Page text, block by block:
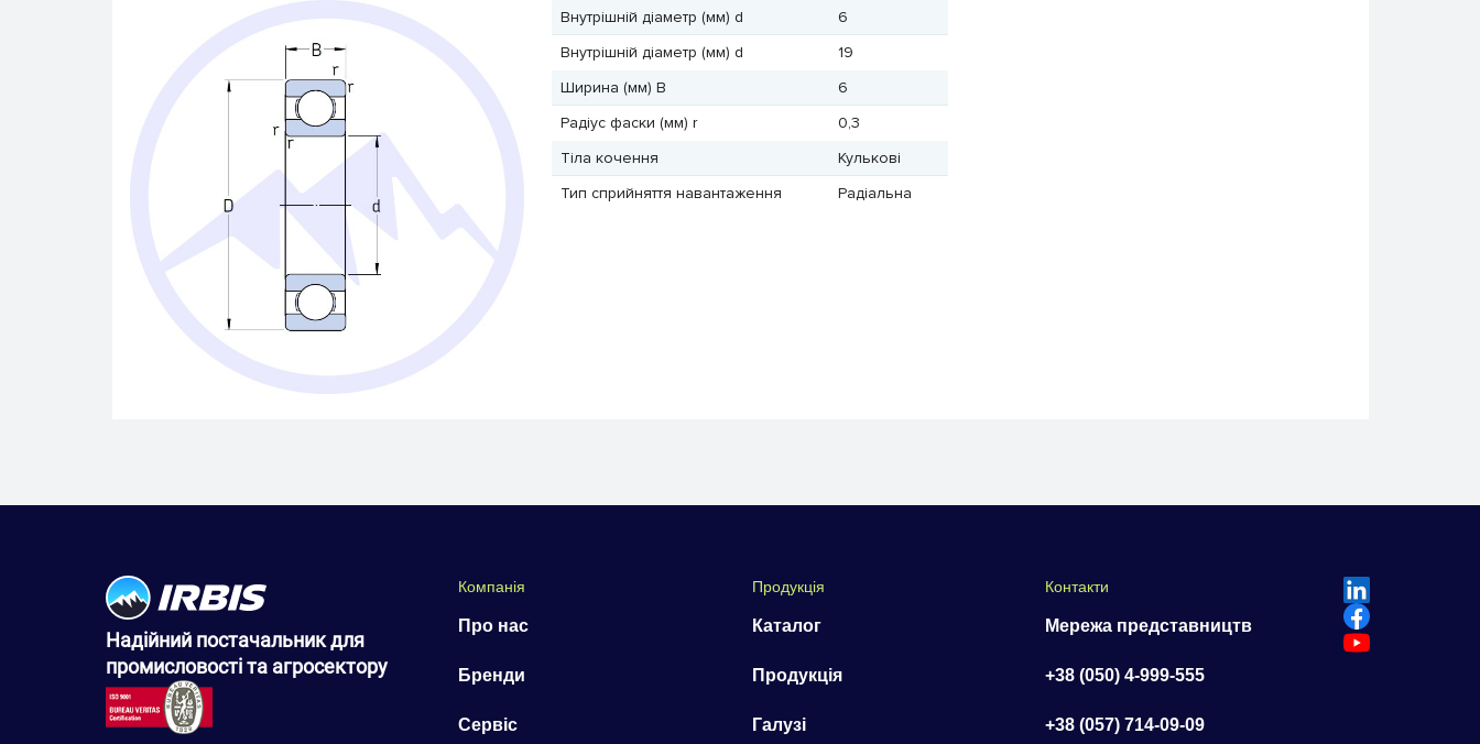
Внутрішній діаметр (мм) d
6
Внутрішній діаметр (мм) d
19
Ширина (мм) B
6
Радіус фаски (мм) r
0,3
Тіла кочення
Кулькові
Тип сприйняття навантаження
Радіальна
Надійний постачальник для
промисловості та агросектору
Компанія
Про нас
Бренди
Сервіс
Продукція
Каталог
Продукція
Галузі
Контакти
Мережа представництв
+38 (050) 4-999-555
+38 (057) 714-09-09